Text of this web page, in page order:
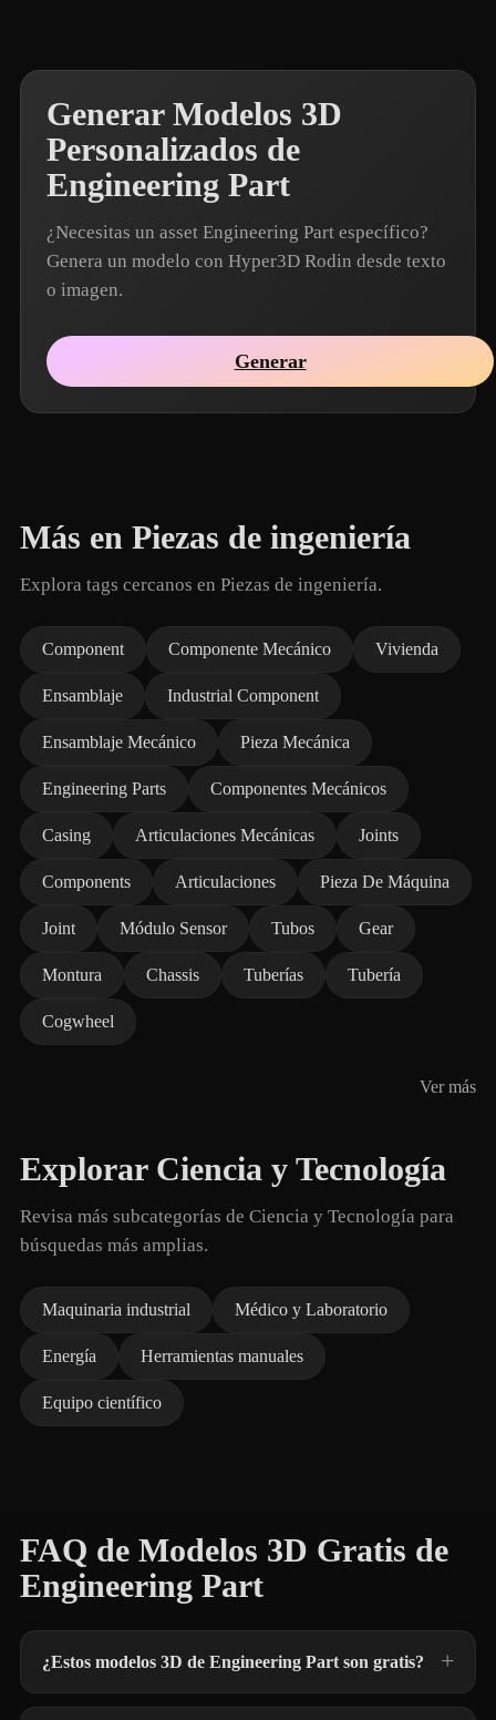
Generar Modelos 3D
Personalizados de
Engineering Part
¿Necesitas un asset Engineering Part específico?
Genera un modelo con Hyper3D Rodin desde texto
o imagen.
Generar
Más en Piezas de ingeniería
Explora tags cercanos en Piezas de ingeniería.
Component Componente Mecánico Vivienda
Ensamblaje Industrial Component
Ensamblaje Mecánico Pieza Mecánica
Engineering Parts Componentes Mecánicos
Casing Articulaciones Mecánicas Joints
Components Articulaciones Pieza De Máquina
Joint Módulo Sensor Tubos Gear
Montura Chassis Tuberías Tubería
Cogwheel
Ver más
Explorar Ciencia y Tecnología
Revisa más subcategorías de Ciencia y Tecnología para
búsquedas más amplias.
Maquinaria industrial Médico y Laboratorio
Energía Herramientas manuales
Equipo científico
FAQ de Modelos 3D Gratis de
Engineering Part
¿Estos modelos 3D de Engineering Part son gratis?